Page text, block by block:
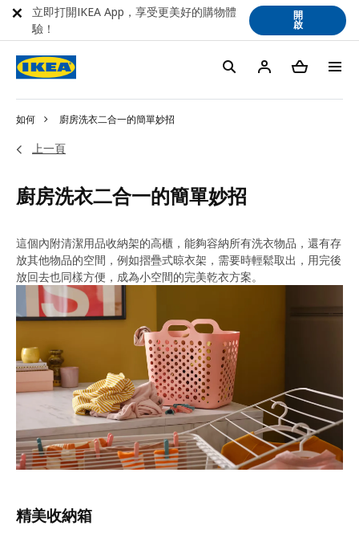
如何 廚房洗衣二合一的簡單妙招
上一頁
廚房洗衣二合一的簡單妙招
這個內附清潔用品收納架的高櫃，能夠容納所有洗衣物品，還有存
放其他物品的空間，例如摺疊式晾衣架，需要時輕鬆取出，用完後
放回去也同樣方便，成為小空間的完美乾衣方案。
精美收納箱
立即打開IKEA App，享受更美好的購物體
驗！
開
啟